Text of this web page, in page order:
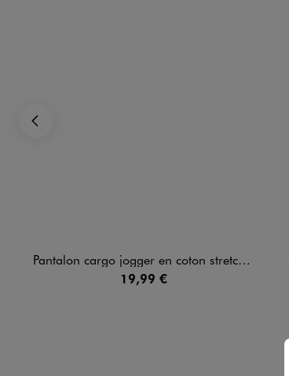
Pantalon cargo jogger en coton stretch à taille élastiquée garçon
19,99 €